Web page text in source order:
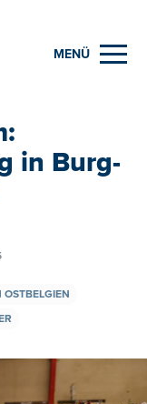
MENÜ
in Burg-
OSTBELGIEN